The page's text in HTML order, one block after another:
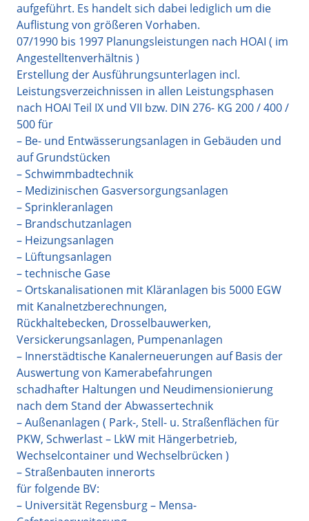
aufgeführt. Es handelt sich dabei lediglich um die
Auflistung von größeren Vorhaben.
07/1990 bis 1997 Planungsleistungen nach HOAI ( im
Angestelltenverhältnis )
Erstellung der Ausführungsunterlagen incl.
Leistungsverzeichnissen in allen Leistungsphasen
nach HOAI Teil IX und VII bzw. DIN 276- KG 200 / 400 /
500 für
– Be- und Entwässerungsanlagen in Gebäuden und
auf Grundstücken
– Schwimmbadtechnik
– Medizinischen Gasversorgungsanlagen
– Sprinkleranlagen
– Brandschutzanlagen
– Heizungsanlagen
– Lüftungsanlagen
– technische Gase
– Ortskanalisationen mit Kläranlagen bis 5000 EGW
mit Kanalnetzberechnungen,
Rückhaltebecken, Drosselbauwerken,
Versickerungsanlagen, Pumpenanlagen
– Innerstädtische Kanalerneuerungen auf Basis der
Auswertung von Kamerabefahrungen
schadhafter Haltungen und Neudimensionierung
nach dem Stand der Abwassertechnik
– Außenanlagen ( Park-, Stell- u. Straßenflächen für
PKW, Schwerlast – LkW mit Hängerbetrieb,
Wechselcontainer und Wechselbrücken )
– Straßenbauten innerorts
für folgende BV:
– Universität Regensburg – Mensa-